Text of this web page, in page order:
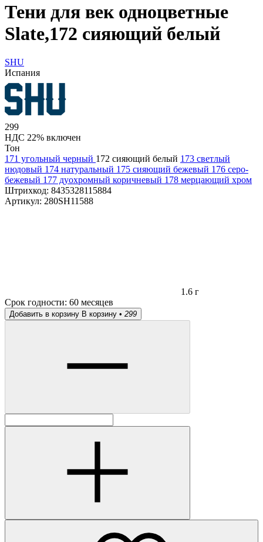
Тени для век одноцветные
Slate,172 сияющий белый
SHU
Испания
299
НДС 22% включен
Тон
171 угольный черный 172 сияющий белый 173 светлый
нюдовый 174 натуральный 175 сияющий бежевый 176 серо-
бежевый 177 дуохромный коричневый 178 мерцающий хром
Штрихкод: 8435328115884
Артикул: 280SH11588
1.6 г
Срок годности: 60 месяцев
Добавить в корзину В корзину • 299